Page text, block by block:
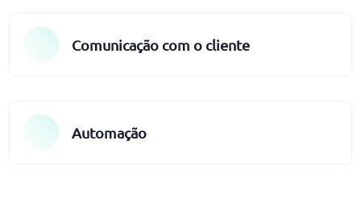
Comunicação com o cliente
Automação